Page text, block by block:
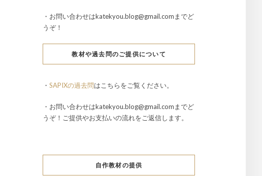
・お問い合わせはkatekyou.blog@gmail.comまでど
うぞ！
教材や過去問のご提供について
・ SAPIXの過去問はこちらをご覧ください。
・お問い合わせはkatekyou.blog@gmail.comまでど
うぞ！ご提供やお支払いの流れをご返信します。
自作教材の提供